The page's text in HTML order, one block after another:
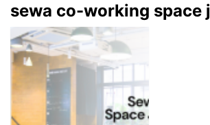
sewa co-working space